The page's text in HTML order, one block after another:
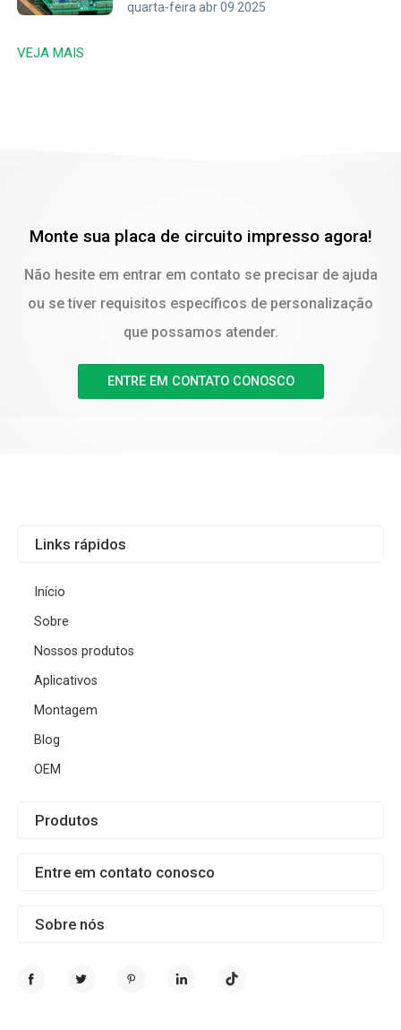
quarta-feira abr 09 2025
VEJA MAIS
Monte sua placa de circuito impresso agora!
Não hesite em entrar em contato se precisar de ajuda
ou se tiver requisitos específicos de personalização
que possamos atender.
ENTRE EM CONTATO CONOSCO
Sobre nós
Links rápidos
Início
Sobre
Nossos produtos
Aplicativos
Montagem
Blog
OEM
Produtos
Entre em contato conosco